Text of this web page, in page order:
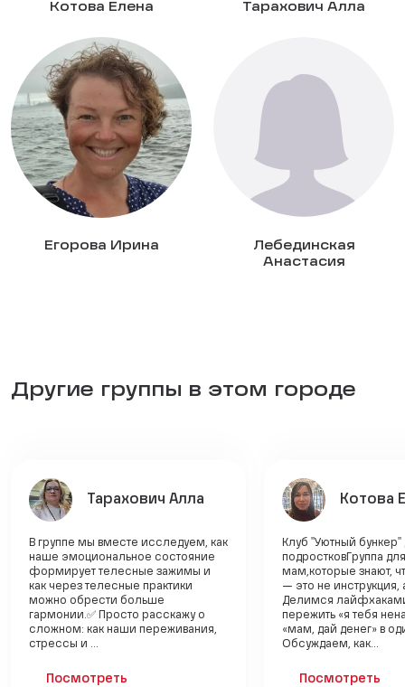
Котова Елена Тарахович Алла
Егорова Ирина
Лебединская
Анастасия
Другие группы в этом городе
Тарахович Алла
В группе мы вместе исследуем, как
наше эмоциональное состояние
формирует телесные зажимы и
как через телесные практики
можно обрести больше
гармонии.✅ Просто расскажу о
сложном: как наши переживания,
стрессы и ...
Посмотреть
Котова
Клуб "Уютный
подростковГруппа для
мам,которые знают,
— это не инструкция,
Делимся
пережить «я тебя
«мам, дай денег» в
Обсуждаем, как...
Посмотреть